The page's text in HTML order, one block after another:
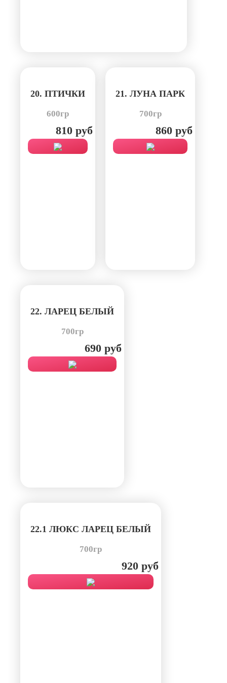
20. ПТИЧКИ
600гр
810 руб
21. ЛУНА ПАРК
700гр
860 руб
22. ЛАРЕЦ БЕЛЫЙ
700гр
690 руб
22.1 ЛЮКС ЛАРЕЦ БЕЛЫЙ
700гр
920 руб